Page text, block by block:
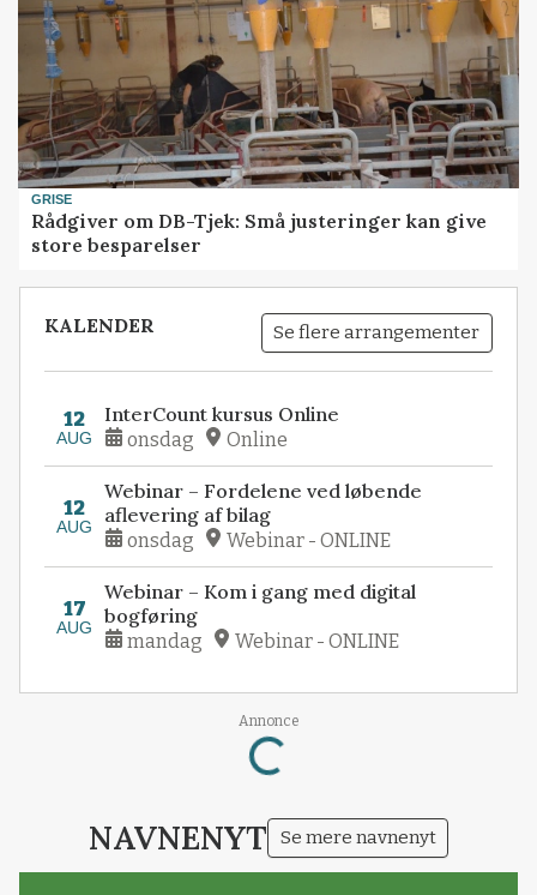
GRISE
Rådgiver om DB-Tjek: Små justeringer kan give
store besparelser
KALENDER Se flere arrangementer
12
AUG
InterCount kursus Online
onsdag Online
12
AUG
Webinar – Fordelene ved løbende
aflevering af bilag
onsdag Webinar - ONLINE
17
AUG
Webinar – Kom i gang med digital
bogføring
mandag Webinar - ONLINE
Annonce
Loading...
NAVNENYT Se mere navnenyt